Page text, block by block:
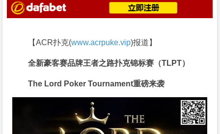
【ACR扑克(www.acrpuke.vip)报道】
全新豪客赛品牌王者之路扑克锦标赛（TLPT）
The Lord Poker Tournament重磅来袭